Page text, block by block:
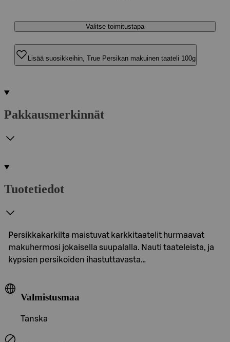
Valitse toimitustapa
Lisää suosikkeihin, True Persikan makuinen taateli 100g
Pakkausmerkinnät
Tuotetiedot
Persikkakarkilta maistuvat karkkitaatelit hurmaavat
makuhermosi jokaisella suupalalla. Nauti taateleista, ja
kypsien persikoiden ihastuttavasta…
Valmistusmaa
Tanska